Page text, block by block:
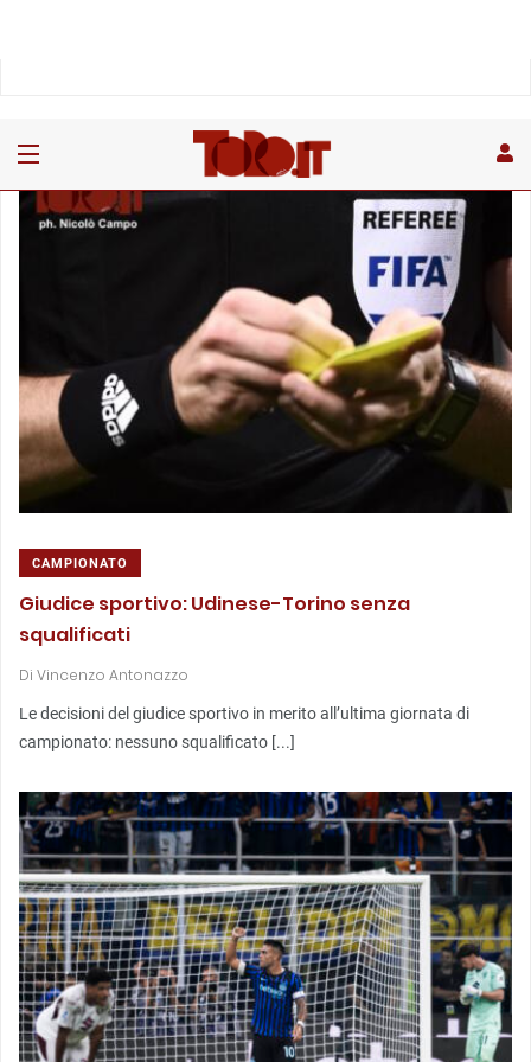
CAMPIONATO
Giudice sportivo: Udinese-Torino senza
squalificati
Di Vincenzo Antonazzo
Le decisioni del giudice sportivo in merito all’ultima giornata di
campionato: nessuno squalificato [...]